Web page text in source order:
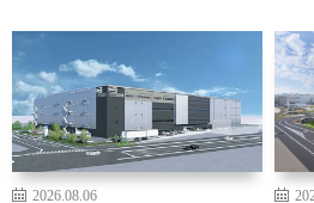
2026.08.06